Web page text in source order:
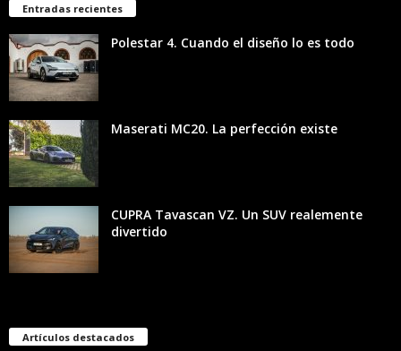
Entradas recientes
Polestar 4. Cuando el diseño lo es todo
Maserati MC20. La perfección existe
CUPRA Tavascan VZ. Un SUV realemente
divertido
Artículos destacados